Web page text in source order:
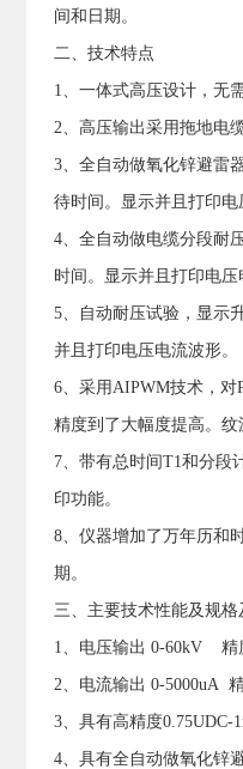
间和日期。
二、技术特点
1、一体式高压设计，无
2、高压输出采用拖地电
3、全自动做氧化锌避雷
待时间。显示并且打印电
4、全自动做电缆分段耐
时间。显示并且打印电压
5、自动耐压试验，显示
并且打印电压电流波形。
6、采用AIPWM技术，对
精度到了大幅度提高。纹
7、带有总时间T1和分段
印功能。
8、仪器增加了万年历和
期。
三、主要技术性能及规格
1、电压输出 0-60kV 精
2、电流输出 0-5000uA
3、具有高精度0.75UDC-
4、具有全自动做氧化锌